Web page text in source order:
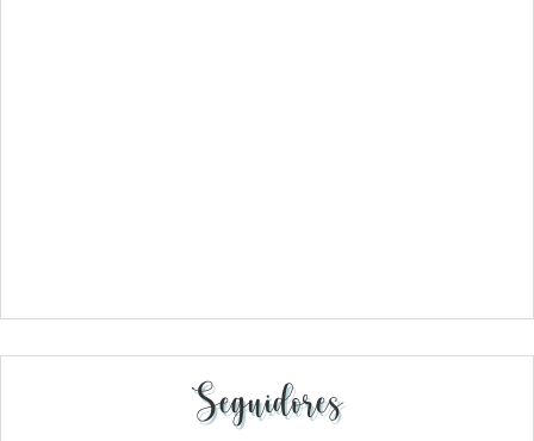
Seguidores